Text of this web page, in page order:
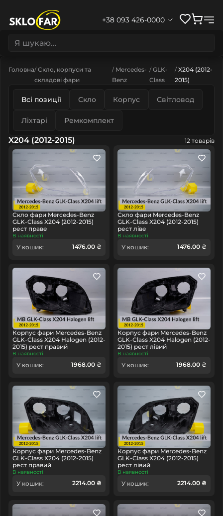
+38 093 426-0000
Головна Скло, корпуси та
складові фари
Mercedes-
Benz
GLK-
Class
X204 (2012-
2015)
Всі позиції Скло Корпус Світловод
Ліхтарі Ремкомплект
X204 (2012-2015) 12 товарів
Скло фари Mercedes-Benz
GLK-Class X204 (2012-2015)
рест праве
В наявності
У кошик: 1476.00 ₴
Скло фари Mercedes-Benz
GLK-Class X204 (2012-2015)
рест ліве
В наявності
У кошик: 1476.00 ₴
Корпус фари Mercedes-Benz
GLK-Class X204 Halogen (2012-
2015) рест правий
В наявності
У кошик: 1968.00 ₴
Корпус фари Mercedes-Benz
GLK-Class X204 Halogen (2012-
2015) рест лівий
В наявності
У кошик: 1968.00 ₴
Корпус фари Mercedes-Benz
GLK-Class X204 (2012-2015)
рест правий
В наявності
У кошик: 2214.00 ₴
Корпус фари Mercedes-Benz
GLK-Class X204 (2012-2015)
рест лівий
В наявності
У кошик: 2214.00 ₴